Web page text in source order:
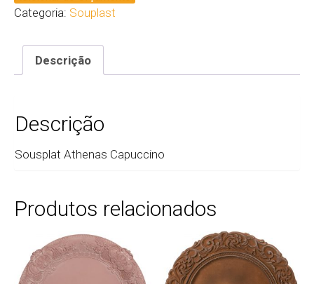
Categoria: Souplast
Descrição
Descrição
Sousplat Athenas Capuccino
Produtos relacionados